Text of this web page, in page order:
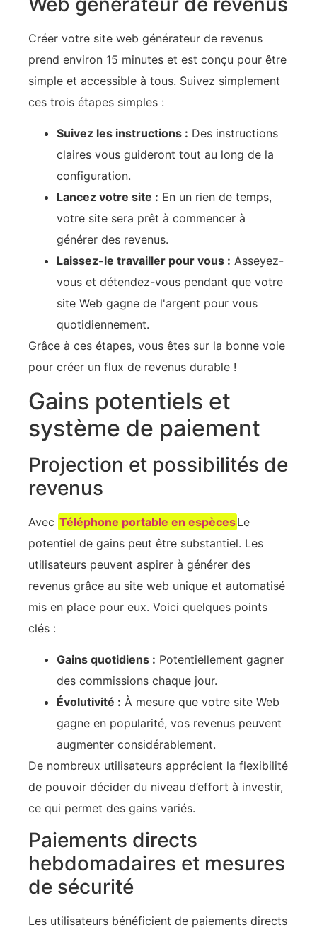
Créer votre site web générateur de revenus
prend environ 15 minutes et est conçu pour être
simple et accessible à tous. Suivez simplement
ces trois étapes simples :
Suivez les instructions : Des instructions
claires vous guideront tout au long de la
configuration.
Lancez votre site : En un rien de temps,
votre site sera prêt à commencer à
générer des revenus.
Laissez-le travailler pour vous : Asseyez-
vous et détendez-vous pendant que votre
site Web gagne de l'argent pour vous
quotidiennement.
Grâce à ces étapes, vous êtes sur la bonne voie
pour créer un flux de revenus durable !
Gains potentiels et
système de paiement
Projection et possibilités de
revenus
Avec Téléphone portable en espècesLe
potentiel de gains peut être substantiel. Les
utilisateurs peuvent aspirer à générer des
revenus grâce au site web unique et automatisé
mis en place pour eux. Voici quelques points
clés :
Gains quotidiens : Potentiellement gagner
des commissions chaque jour.
Évolutivité : À mesure que votre site Web
gagne en popularité, vos revenus peuvent
augmenter considérablement.
De nombreux utilisateurs apprécient la flexibilité
de pouvoir décider du niveau d’effort à investir,
ce qui permet des gains variés.
Paiements directs
hebdomadaires et mesures
de sécurité
Les utilisateurs bénéficient de paiements directs